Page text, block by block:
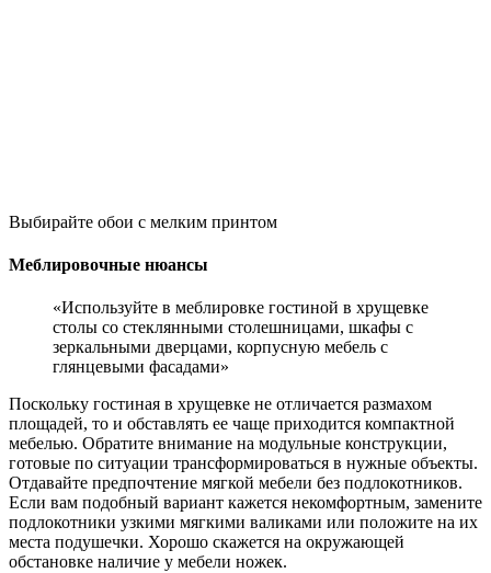
Выбирайте обои с мелким принтом
Меблировочные нюансы
«Используйте в меблировке гостиной в хрущевке
столы со стеклянными столешницами, шкафы с
зеркальными дверцами, корпусную мебель с
глянцевыми фасадами»
Поскольку гостиная в хрущевке не отличается размахом
площадей, то и обставлять ее чаще приходится компактной
мебелью. Обратите внимание на модульные конструкции,
готовые по ситуации трансформироваться в нужные объекты.
Отдавайте предпочтение мягкой мебели без подлокотников.
Если вам подобный вариант кажется некомфортным, замените
подлокотники узкими мягкими валиками или положите на их
места подушечки. Хорошо скажется на окружающей
обстановке наличие у мебели ножек.